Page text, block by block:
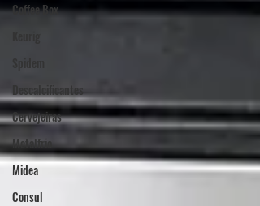
Coffee Box
Descalcificantes
Cervejeiras
Metalfrio
Midea
Consul